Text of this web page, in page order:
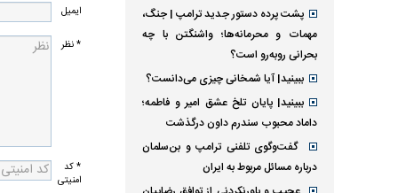
ایمیل
* نظر
* کد
امنیتی
پشت پرده دستور جدید ترامپ | جنگ،
مهمات و محرمانه‌ها؛ واشنگتن با چه
بحرانی روبه‌رو است؟
ببینید| آیا شمخانی چیزی می‌دانست؟
ببینید| پایان تلخ عشق امیر و فاطمه؛
داماد محبوب سندرم داون درگذشت
گفت‌وگوی تلفنی ترامپ و بن‌سلمان
درباره مسائل مربوط به ایران